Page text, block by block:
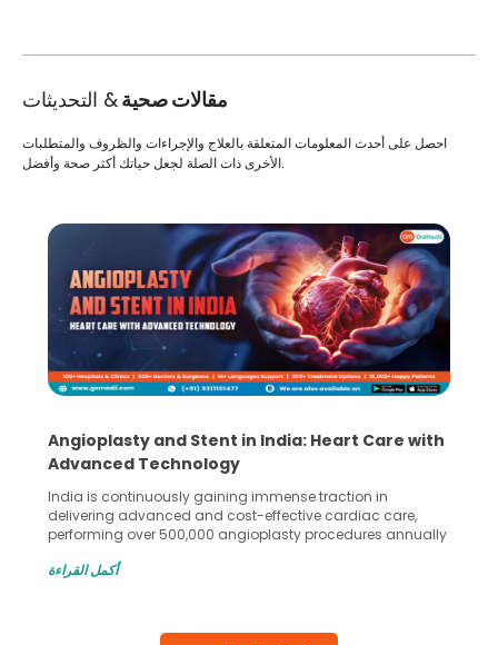
مقالات صحية& التحديثات
احصل على أحدث المعلومات المتعلقة بالعلاج والإجراءات والظروف والمتطلبات
الأخرى ذات الصلة لجعل حياتك أكثر صحة وأفضل.
Angioplasty and Stent in India: Heart Care with
Advanced Technology
India is continuously gaining immense traction in
delivering advanced and cost-effective cardiac care,
performing over 500,000 angioplasty procedures annually
globe are searching for treatments like angioplasty and
Studies, such as one published
أكمل القراءة